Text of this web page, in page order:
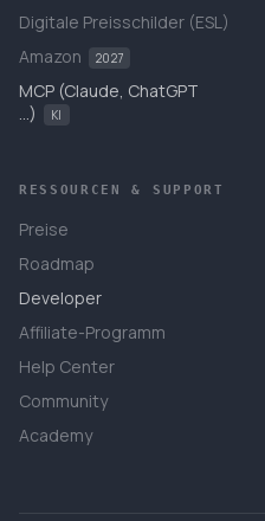
Digitale Preisschilder (ESL)
Amazon
2027
MCP (Claude, ChatGPT
…)
KI
RESSOURCEN & SUPPORT
Preise
Roadmap
Developer
Affiliate-Programm
Help Center
Community
Academy